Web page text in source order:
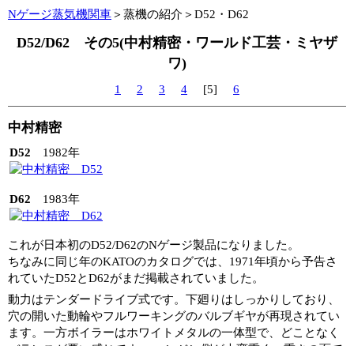
Nゲージ蒸気機関車＞蒸機の紹介＞D52・D62
D52/D62 その5(中村精密・ワールド工芸・ミヤザ
ワ)
1 2 3 4 [5] 6
中村精密
D52 1982年
D62 1983年
これが日本初のD52/D62のNゲージ製品になりました。
ちなみに同じ年のKATOのカタログでは、1971年頃から予告さ
れていたD52とD62がまだ掲載されていました。
動力はテンダードライブ式です。下廻りはしっかりしており、
穴の開いた動輪やフルワーキングのバルブギヤが再現されてい
ます。一方ボイラーはホワイトメタルの一体型で、どことなく